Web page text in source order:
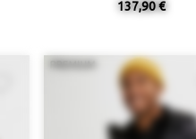
137,90 €